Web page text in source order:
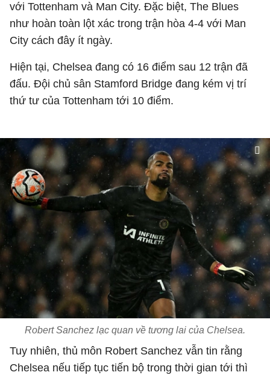
với Tottenham và Man City. Đặc biệt, The Blues
như hoàn toàn lột xác trong trận hòa 4-4 với Man
City cách đây ít ngày.
Hiện tại, Chelsea đang có 16 điểm sau 12 trận đã
đấu. Đội chủ sân Stamford Bridge đang kém vị trí
thứ tư của Tottenham tới 10 điểm.
Robert Sanchez lạc quan về tương lai của Chelsea.
Tuy nhiên, thủ môn Robert Sanchez vẫn tin rằng
Chelsea nếu tiếp tục tiến bộ trong thời gian tới thì